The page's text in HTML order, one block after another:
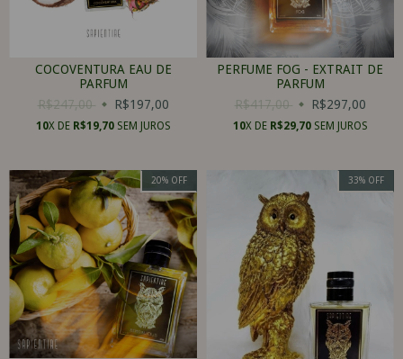
COCOVENTURA EAU DE
PARFUM
R$247,00
R$197,00
10X DE R$19,70SEM JUROS
PERFUME FOG - EXTRAIT DE
PARFUM
R$417,00
R$297,00
10X DE R$29,70SEM JUROS
20% OFF 33% OFF